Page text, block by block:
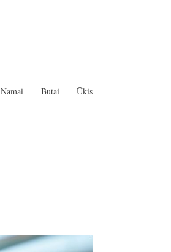
Namai Butai Ūkis